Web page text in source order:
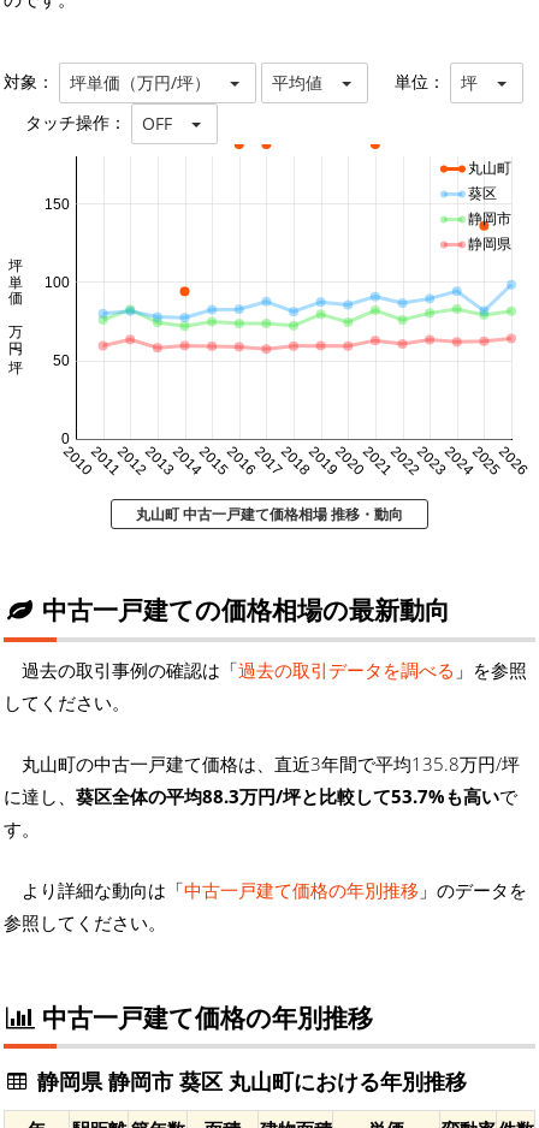
対象： 坪単価（万円/坪） 平均値 単位： 坪
タッチ操作： OFF
20102011201220132014201520162017201820192020202120222023202420252026
0
50
100
150
坪単価 万円/坪
丸山町
葵区
静岡市
静岡県
丸山町 中古一戸建て価格相場 推移・動向
中古一戸建ての価格相場の最新動向
過去の取引事例の確認は「過去の取引データを調べる 」を参照
してください。
丸山町の中古一戸建て価格は、直近3年間で平均135.8万円/坪
に達し、 葵区全体の平均88.3万円/坪と比較して53.7%も高いで
す。
より詳細な動向は「中古一戸建て価格の年別推移 」のデータを
参照してください。
中古一戸建て価格の年別推移
静岡県 静岡市 葵区 丸山町における年別推移